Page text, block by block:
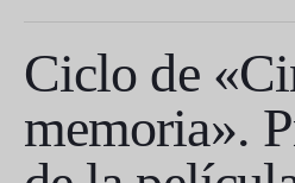
Ciclo de
memoria».